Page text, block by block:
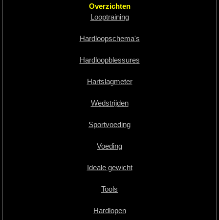
Overzichten
Looptraining
Hardloopschema's
Hardloopblessures
Hartslagmeter
Wedstrijden
Sportvoeding
Voeding
Ideale gewicht
Tools
Hardlopen